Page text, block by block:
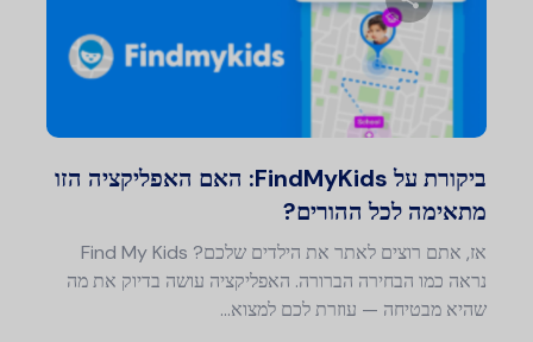
שתף מאמר זה
ביקורת על FindMyKids: האם האפליקציה הזו
מתאימה לכל ההורים?
אז, אתם רוצים לאתר את הילדים שלכם? Find My Kids
נראה כמו הבחירה הברורה. האפליקציה עושה בדיוק את מה
שהיא מבטיחה — עוזרת לכם למצוא...